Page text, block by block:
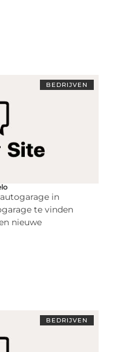
BEDRIJVEN
in
te vinden
nieuwe
BEDRIJVEN